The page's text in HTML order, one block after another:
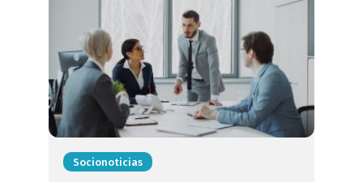
Socionoticias